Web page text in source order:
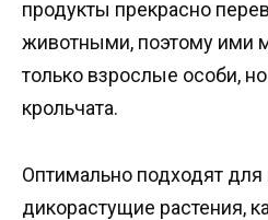
продукты прекрасно
животными, поэтому ими
только взрослые особи,
крольчата.
Оптимально подходят для
дикорастущие растения,